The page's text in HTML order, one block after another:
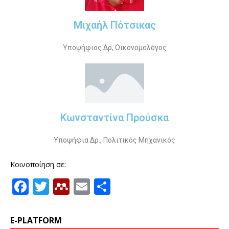
Μιχαήλ Πότσικας
Υποψήφιος Δρ, Οικονομολόγος
Κωνσταντίνα Προύσκα
Υποψήφια Δρ., Πολιτικός Μηχανικός
Κοινοποίηση σε:
F
c
T
it
M E
E-PLATFORM